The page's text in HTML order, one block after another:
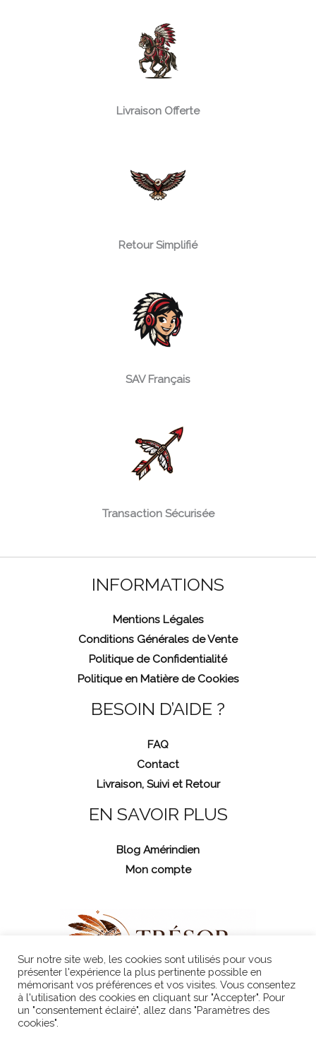
Livraison Offerte
Retour Simplifié
SAV Français
Transaction Sécurisée
INFORMATIONS
Mentions Légales
Conditions Générales de Vente
Politique de Confidentialité
Politique en Matière de Cookies
BESOIN D’AIDE ?
FAQ
Contact
Livraison, Suivi et Retour
EN SAVOIR PLUS
Blog Amérindien
Mon compte
Sur notre site web, les cookies sont utilisés pour vous
présenter l'expérience la plus pertinente possible en
mémorisant vos préférences et vos visites. Vous consentez
à l'utilisation des cookies en cliquant sur "Accepter". Pour
un "consentement éclairé", allez dans "Paramètres des
cookies".